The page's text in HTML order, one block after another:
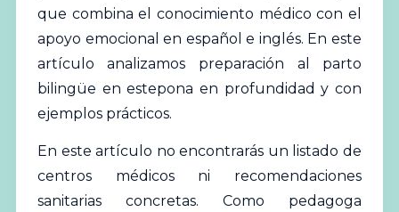
que combina el conocimiento médico con el
apoyo emocional en español e inglés. En este
artículo analizamos preparación al parto
bilingüe en estepona en profundidad y con
ejemplos prácticos.
En este artículo no encontrarás un listado de
centros médicos ni recomendaciones
sanitarias concretas. Como pedagoga